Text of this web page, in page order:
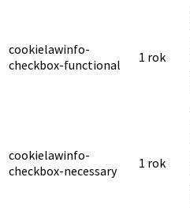
cookielawinfo-
checkbox-functional
1 rok
cookielawinfo-
checkbox-necessary
1 rok